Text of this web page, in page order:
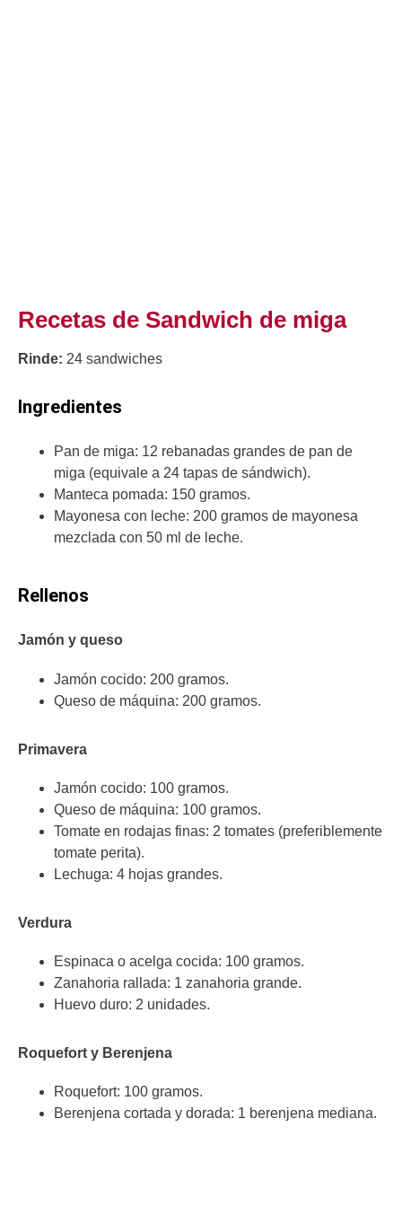
Recetas de Sandwich de miga
Rinde: 24 sandwiches
​​Ingredientes
Pan de miga: 12 rebanadas grandes de pan de
miga (equivale a 24 tapas de sándwich).
Manteca pomada: 150 gramos.
Mayonesa con leche: 200 gramos de mayonesa
mezclada con 50 ml de leche.
Rellenos
Jamón y queso
Jamón cocido: 200 gramos.
Queso de máquina: 200 gramos.
Primavera
Jamón cocido: 100 gramos.
Queso de máquina: 100 gramos.
Tomate en rodajas finas: 2 tomates (preferiblemente
tomate perita).
Lechuga: 4 hojas grandes.
Verdura
Espinaca o acelga cocida: 100 gramos.
Zanahoria rallada: 1 zanahoria grande.
Huevo duro: 2 unidades.
Roquefort y Berenjena
Roquefort: 100 gramos.
Berenjena cortada y dorada: 1 berenjena mediana.